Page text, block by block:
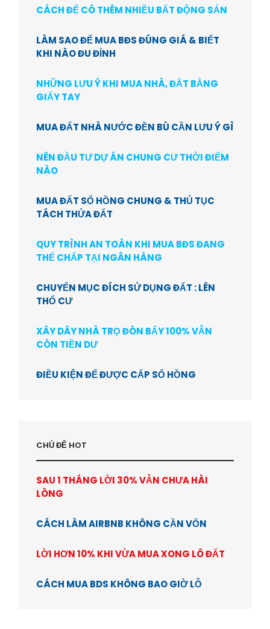
CÁCH ĐỂ CÓ THÊM NHIỀU BẤT ĐỘNG SẢN
LÀM SAO ĐỂ MUA BĐS ĐÚNG GIÁ & BIẾT
KHI NÀO ĐU ĐỈNH
NHỮNG LƯU Ý KHI MUA NHÀ, ĐẤT BẰNG
GIẤY TAY
MUA ĐẤT NHÀ NƯỚC ĐỀN BÙ CẦN LƯU Ý GÌ
NÊN ĐẦU TƯ DỰ ÁN CHUNG CƯ THỜI ĐIỂM
NÀO
MUA ĐẤT SỔ HỒNG CHUNG & THỦ TỤC
TÁCH THỬA ĐẤT
QUY TRÌNH AN TOÀN KHI MUA BĐS ĐANG
THẾ CHẤP TẠI NGÂN HÀNG
CHUYỂN MỤC ĐÍCH SỬ DỤNG ĐẤT : LÊN
THỔ CƯ
XÂY DÃY NHÀ TRỌ ĐÒN BẨY 100% VẪN
CÒN TIỀN DƯ
ĐIỀU KIỆN ĐỂ ĐƯỢC CẤP SỔ HỒNG
CHỦ ĐỂ HOT
SAU 1 THÁNG LỜI 30% VẪN CHƯA HÀI
LÒNG
CÁCH LÀM AIRBNB KHÔNG CẦN VỐN
LỜI HƠN 10% KHI VỪA MUA XONG LÔ ĐẤT
CÁCH MUA BDS KHÔNG BAO GIỜ LỖ